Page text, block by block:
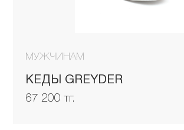
МУЖЧИНАМ
КЕДЫ GREYDER
67 200 тг.